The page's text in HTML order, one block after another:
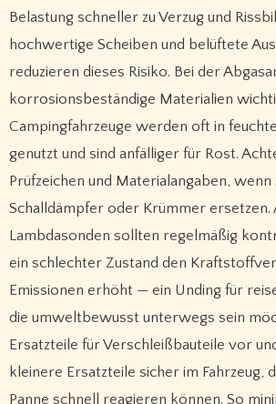
Belastung schneller zu Verzug und
hochwertige Scheiben und belüftete
reduzieren dieses Risiko. Bei der
korrosionsbeständige Materialien
Campingfahrzeuge werden oft in
genutzt und sind anfälliger für Rost.
Prüfzeichen und Materialangaben,
Schalldämpfer oder Krümmer ersetzen.
Lambdasonden sollten regelmäßig
ein schlechter Zustand den
Emissionen erhöht — ein Unding für
die umweltbewusst unterwegs sein
Ersatzteile für Verschleißbauteile vor
kleinere Ersatzteile sicher im Fahrzeug,
Panne schnell reagieren können. So